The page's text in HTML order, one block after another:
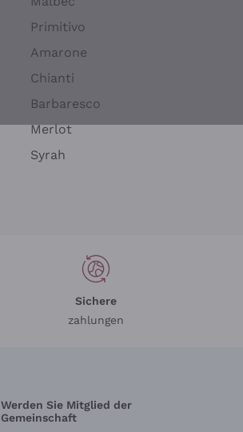
Primitivo
Amarone
Chianti
Barbaresco
Merlot
Syrah
Sichere
zahlungen
Werden Sie Mitglied der
Gemeinschaft